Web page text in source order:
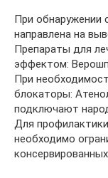
При обнаружении
направлена на
Препараты для
эффектом:
При
блокаторы:
подключают
Для
необходимо